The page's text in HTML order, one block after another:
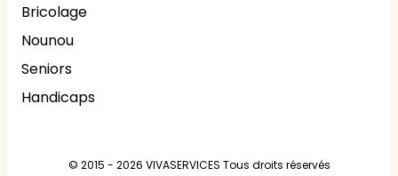
Bricolage
Nounou
Seniors
Handicaps
© 2015 - 2026 VIVASERVICES Tous droits réservés